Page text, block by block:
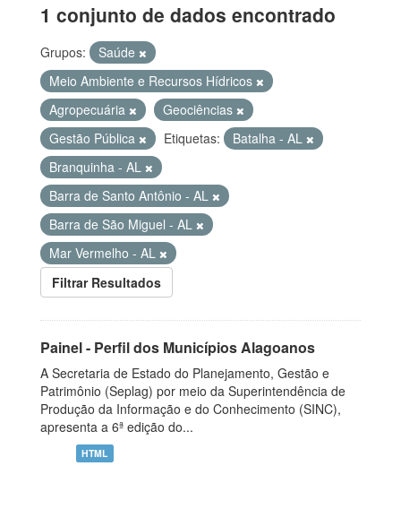
1 conjunto de dados encontrado
Grupos:
Saúde
Meio Ambiente e Recursos Hídricos
Agropecuária
Geociências
Gestão Pública
Etiquetas:
Batalha - AL
Branquinha - AL
Barra de Santo Antônio - AL
Barra de São Miguel - AL
Mar Vermelho - AL
Filtrar Resultados
Painel - Perfil dos Municípios Alagoanos
A Secretaria de Estado do Planejamento, Gestão e
Patrimônio (Seplag) por meio da Superintendência de
Produção da Informação e do Conhecimento (SINC),
apresenta a 6ª edição do...
HTML